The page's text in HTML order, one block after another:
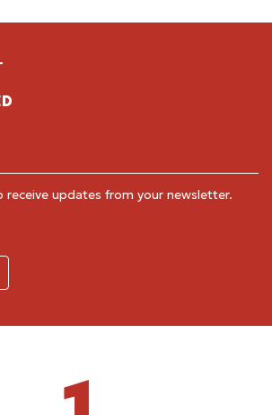
receive updates from your newsletter.